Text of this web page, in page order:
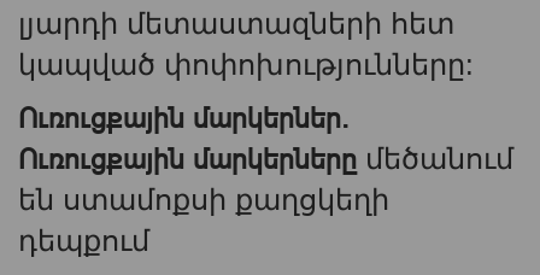
լյարդի մետաստազների հետ
կապված փոփոխությունները:
Ուռուցքային մարկերներ.
Ուռուցքային մարկերները մեծանում
են ստամոքսի քաղցկեղի
դեպքում